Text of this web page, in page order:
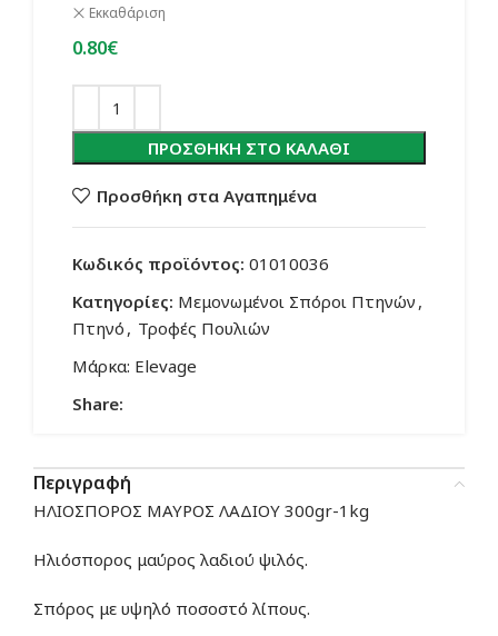
Εκκαθάριση
0.80€
ΠΡΟΣΘΉΚΗ ΣΤΟ ΚΑΛΆΘΙ
Προσθήκη στα Αγαπημένα
Κωδικός προϊόντος: 01010036
Κατηγορίες: Μεμονωμένοι Σπόροι Πτηνών ,
Πτηνό , Τροφές Πουλιών
Μάρκα: Elevage
Share:
Περιγραφή
ΗΛΙΟΣΠΟΡΟΣ ΜΑΥΡΟΣ ΛΑΔΙΟΥ 300gr-1kg
Ηλιόσπορος μαύρος λαδιού ψιλός.
Σπόρος με υψηλό ποσοστό λίπους.